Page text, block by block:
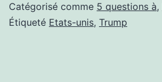
…
Pascal
Catégorisé comme 5 questions à,
Étiqueté Etats-unis, Trump